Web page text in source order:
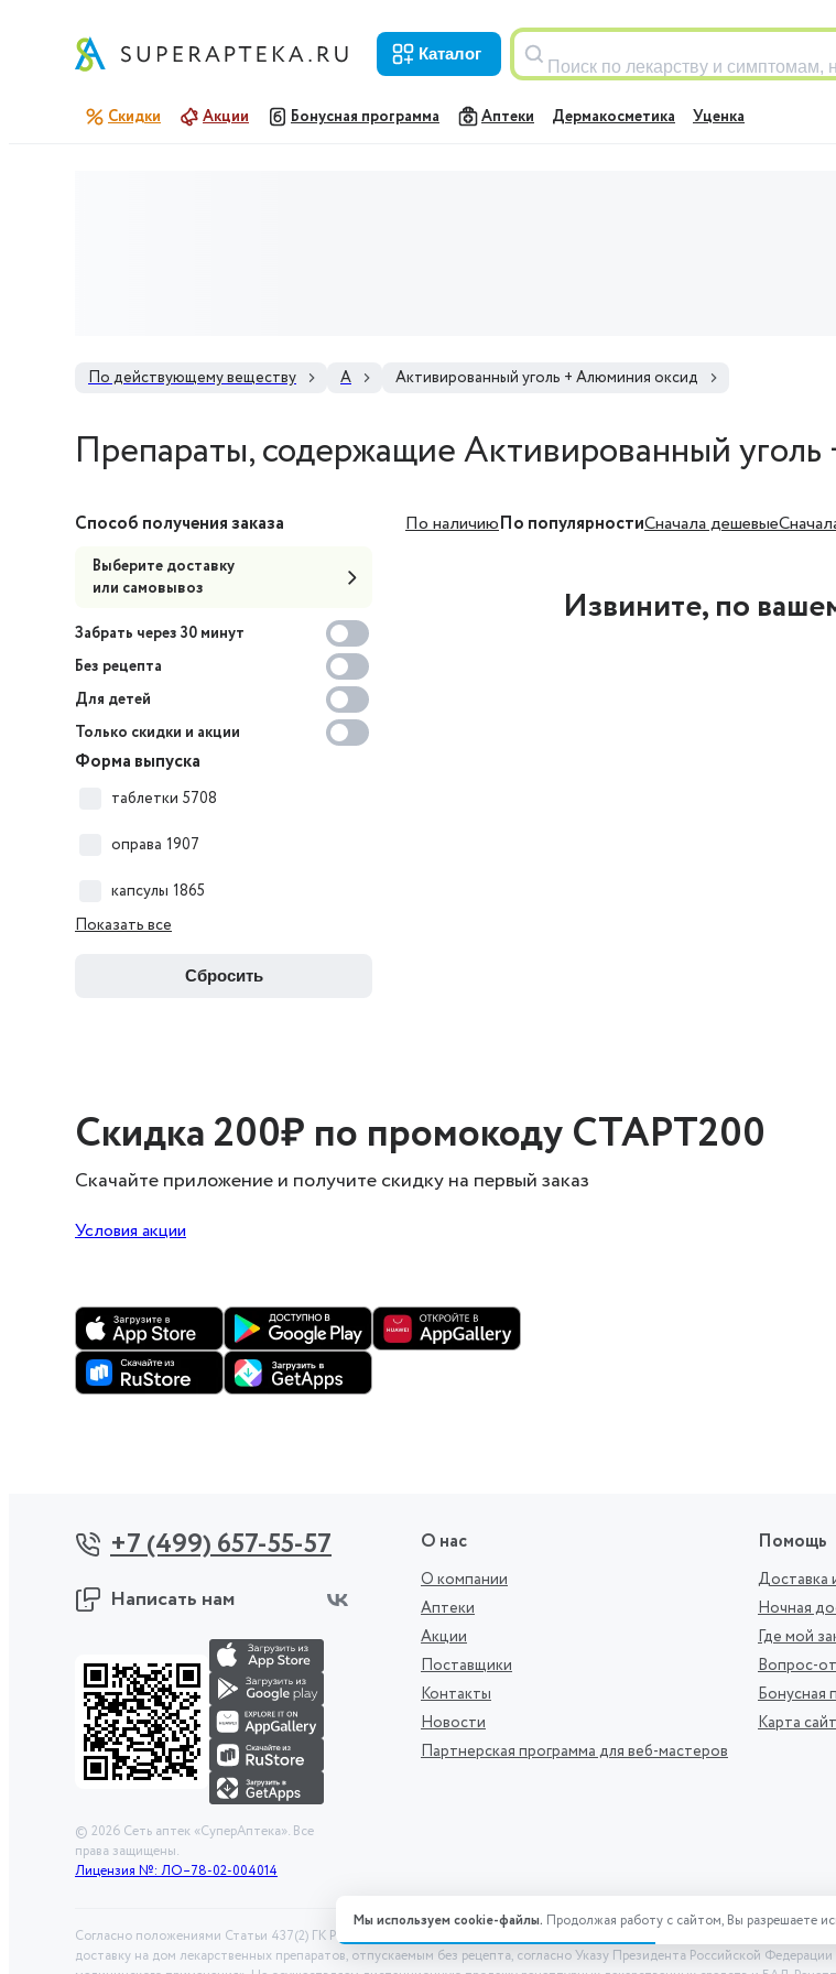
каталог
Поиск по лекарству и симптомам,
Скидки Акции Бонусная программа Аптеки Дермакосметика Уценка
По действующему веществу А Активированный уголь + Алюминия оксид
Препараты, содержащие Активированный
Способ получения заказа
Выберите доставку
или самовывоз
Забрать через 30 минут
Без рецепта
Для детей
Только скидки и акции
Форма выпуска
таблетки 5708
оправа 1907
капсулы 1865
Показать все
сбросить
По наличию По популярностиCначала дешевые
Извините, по
Скидка 200₽ по промокоду СТАРТ200
Скачайте приложение и получите скидку на первый заказ
Условия акции
+7 (499) 657-55-57
Написать нам
© 2026 Сеть аптек «СуперАптека». Все
права защищены.
Лицензия №: ЛО–78-02-004014
О нас
О компании
Аптеки
Акции
Поставщики
Контакты
Новости
Партнерская программа для веб-мастеров
Помощь
Доставка
Ночная
Где мой
Вопрос-
Бонусная
Карта
Согласно положениями Статьи 437(2) ГК РФ представленная на сайте информация носит исключительно
доставку на дом лекарственных препаратов, отпускаемым без рецепта, согласно Указу Президента Российской
Мы используем cookie-файлы. Продолжая работу с сайтом, Вы разрешаете